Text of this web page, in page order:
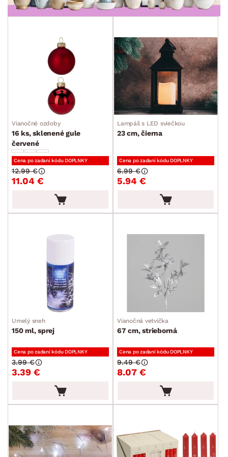
Vianočné ozdoby
16 ks, sklenené gule
červené
Cena po zadaní kódu DOPLNKY
11.04 €
12.99 €
Lampáš s LED sviečkou
23 cm, čierna
Cena po zadaní kódu DOPLNKY
5.94 €
6.99 €
Umelý sneh
150 ml, sprej
Cena po zadaní kódu DOPLNKY
3.39 €
3.99 €
Vianočná vetvička
67 cm, strieborná
Cena po zadaní kódu DOPLNKY
8.07 €
9.49 €